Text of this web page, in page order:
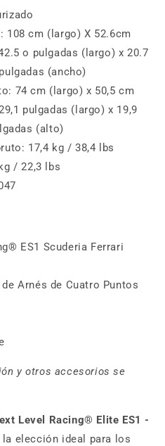
108 cm (largo) X 52.6cm
o pulgadas (largo) x 20.7
(ancho)
74 cm (largo) x 50,5 cm
pulgadas (largo) x 19,9
(alto)
17,4 kg / 38,4 lbs
/ 22,3 lbs
ES1 Scuderia Ferrari
Arnés de Cuatro Puntos
y otros accesorios se
Level Racing® Elite ES1 -
la elección ideal para los